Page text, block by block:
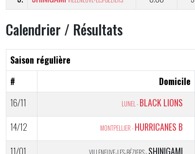
Calendrier / Résultats
Saison régulière
#
Domicile
16/11
LUNEL - BLACK LIONS
14/12
MONTPELLIER - HURRICANES B
11/01
VILLENEUVE-LES-BÉZIERS - SHINIGAMI